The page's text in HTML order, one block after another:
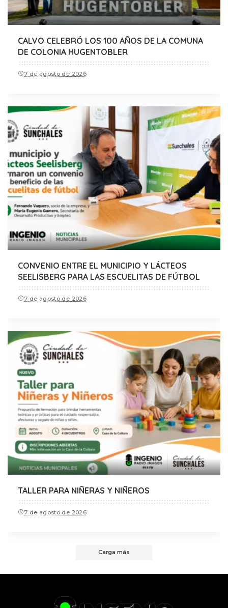
CALVO CELEBRÓ LOS 100 AÑOS DE LA COMUNA
DE COLONIA HUGENTOBLER
7 de agosto de 2026
CONVENIO ENTRE EL MUNICIPIO Y LÁCTEOS
SEELISBERG PARA LAS ESCUELITAS DE FÚTBOL
7 de agosto de 2026
TALLER PARA NIÑERAS Y NIÑEROS
7 de agosto de 2026
Carga más